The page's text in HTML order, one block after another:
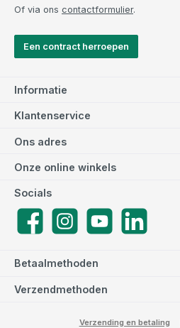
Of via ons contactformulier.
Een contract herroepen
Informatie
Klantenservice
Betaalmethoden
Verzendmethoden
Ons adres
Socials
FacebookInstagramYouTube
Onze online winkels
Verzending en betaling